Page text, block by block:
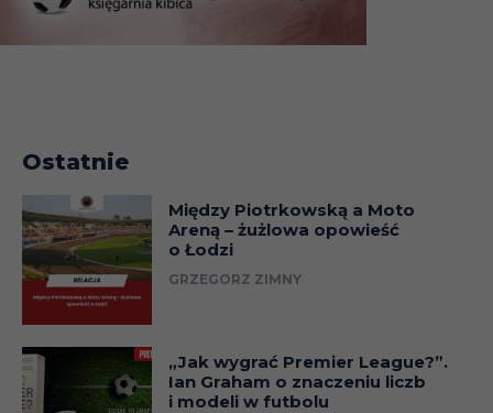
Ostatnie
Między Piotrkowską a Moto
Areną – żużlowa opowieść
o Łodzi
GRZEGORZ ZIMNY
„Jak wygrać Premier League?”.
Ian Graham o znaczeniu liczb
i modeli w futbolu